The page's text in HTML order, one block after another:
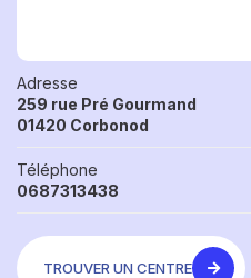
Adresse
259 rue Pré Gourmand
01420 Corbonod
Téléphone
0687313438
TROUVER UN CENTRE